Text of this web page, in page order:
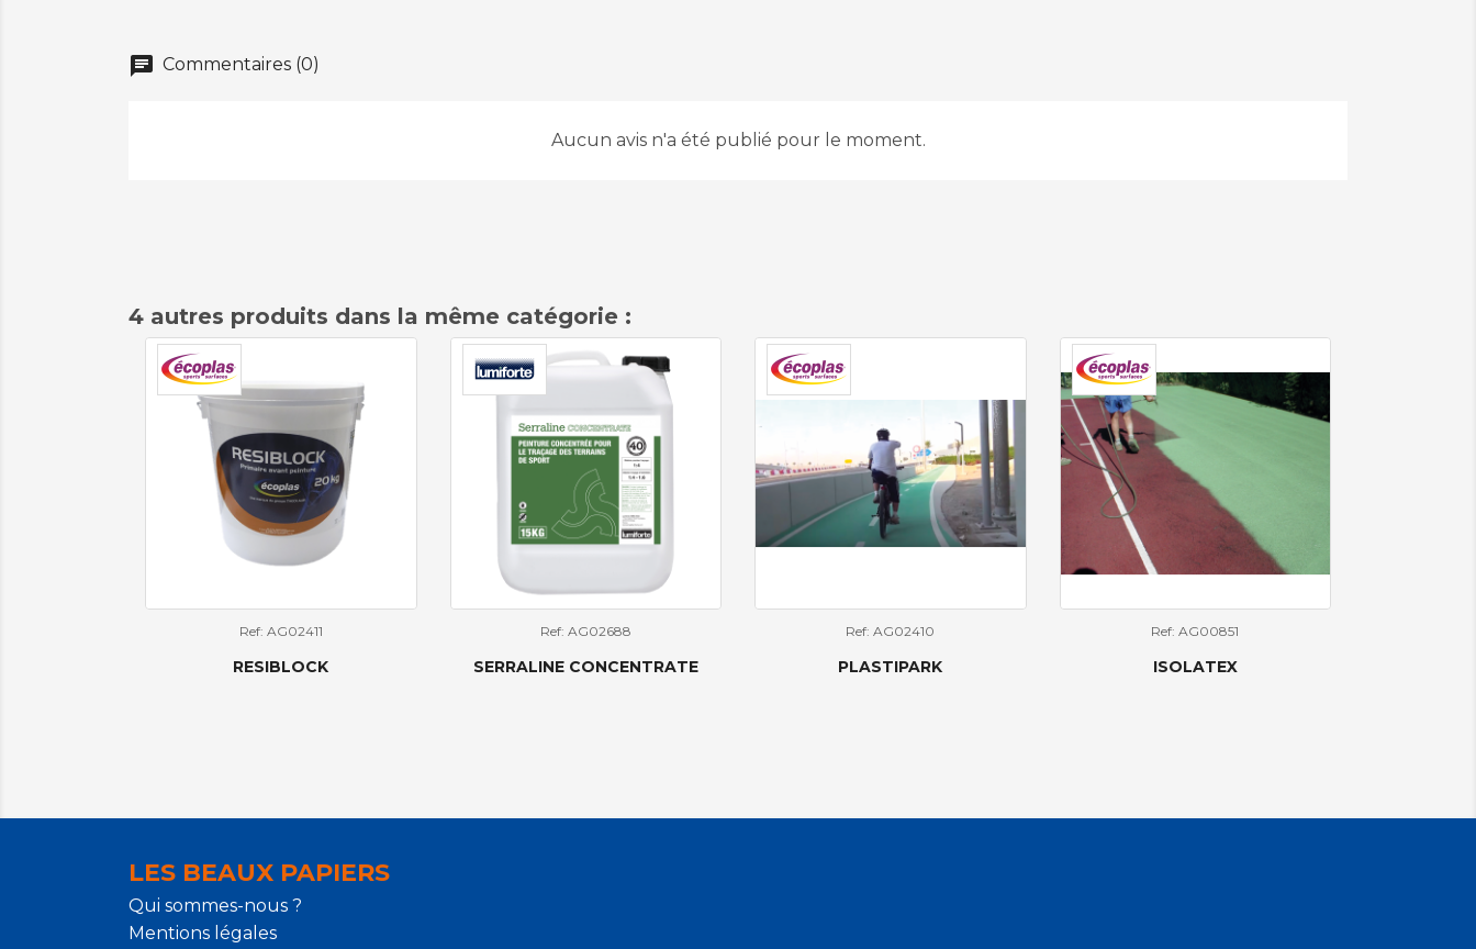
chat Commentaires (0)
Aucun avis n'a été publié pour le moment.
4 autres produits dans la même catégorie :
Ref: AG02411
RESIBLOCK
Ref: AG02688
SERRALINE CONCENTRATE
Ref: AG02410
PLASTIPARK
Ref: AG00851
ISOLATEX
LES BEAUX PAPIERS
Qui sommes-nous ?
Mentions légales